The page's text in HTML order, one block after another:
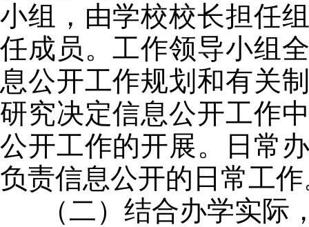
小组，由学校校长担任
任成员。工作领导小组
息公开工作规划和有关
研究决定信息公开工作
公开工作的开展。日常
负责信息公开的日常工
（二）结合办学实际